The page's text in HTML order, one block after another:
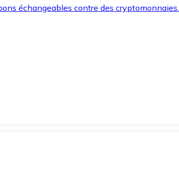
échangeables contre des cryptomonnaies.